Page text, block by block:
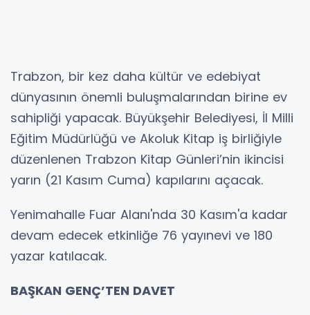
Trabzon, bir kez daha kültür ve edebiyat
dünyasının önemli buluşmalarından birine ev
sahipliği yapacak. Büyükşehir Belediyesi, İl Milli
Eğitim Müdürlüğü ve Akoluk Kitap iş birliğiyle
düzenlenen Trabzon Kitap Günleri’nin ikincisi
yarın (21 Kasım Cuma) kapılarını açacak.
Yenimahalle Fuar Alanı'nda 30 Kasım'a kadar
devam edecek etkinliğe 76 yayınevi ve 180
yazar katılacak.
BAŞKAN GENÇ’TEN DAVET